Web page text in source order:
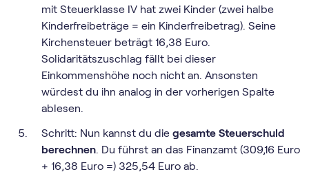
mit Steuerklasse IV hat zwei Kinder (zwei halbe
Kinderfreibeträge = ein Kinderfreibetrag). Seine
Kirchensteuer beträgt 16,38 Euro.
Solidaritätszuschlag fällt bei dieser
Einkommenshöhe noch nicht an. Ansonsten
würdest du ihn analog in der vorherigen Spalte
ablesen.
Schritt: Nun kannst du die gesamte Steuerschuld
berechnen. Du führst an das Finanzamt (309,16 Euro
+ 16,38 Euro =) 325,54 Euro ab.